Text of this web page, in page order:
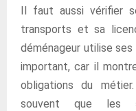
Il faut aussi vérifier
transports et sa
déménageur utilise
important, car il
obligations du
souvent que les